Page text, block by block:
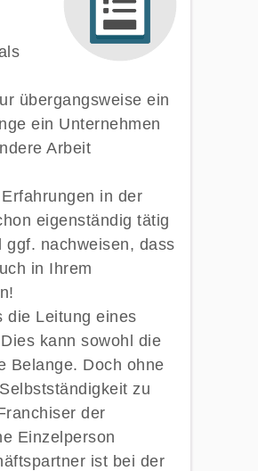
übergangsweise ein
ein Unternehmen
Arbeit
in der
eigenständig tätig
ggf. nachweisen, dass
in Ihrem
die Leitung eines
kann sowohl die
Belange. Doch ohne
zu
der
Einzelperson
ist bei der